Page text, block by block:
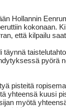
Hollannin
kokonaan.
että kilpailu
täynnä
pyörä
pisteitä
yhteensä kuusi
myötä